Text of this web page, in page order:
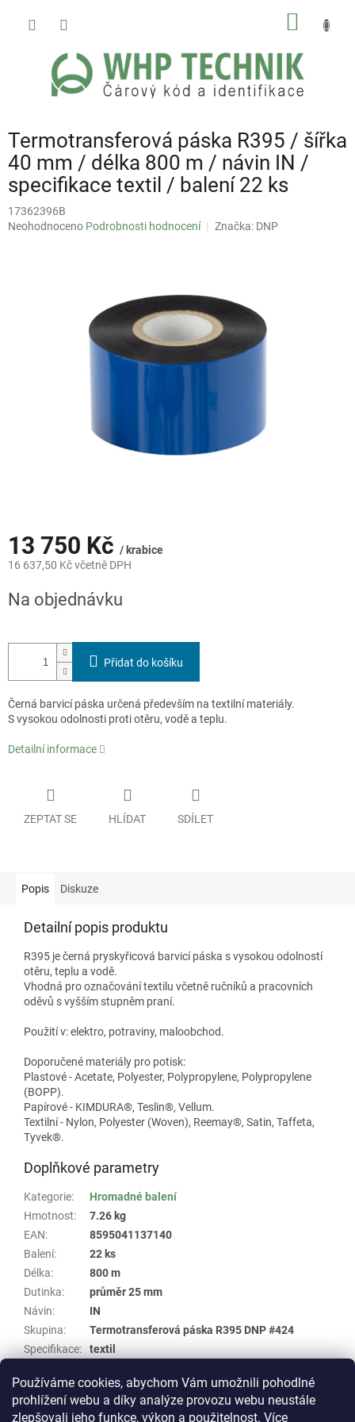
Používáme cookies, abychom Vám umožnili pohodlné
prohlížení webu a díky analýze provozu webu neustále
zlepšovali jeho funkce, výkon a použitelnost. Více
Termotransferová páska R395 / šířka
40 mm / délka 800 m / návin IN /
specifikace textil / balení 22 ks
17362396B
Průměrné
Neohodnoceno Podrobnosti hodnocení Značka: DNP
13 750 Kč / krabice
16 637,50 Kč včetně DPH
cena:
Na objednávku
Přidat do košíku
Černá barvicí páska určená především na textilní materiály.
S vysokou odolnosti proti otěru, vodě a teplu.
Detailní informace
ZEPTAT SE HLÍDAT SDÍLET
Popis Diskuze
Detailní popis produktu
R395 je černá pryskyřicová barvicí páska s vysokou odolností
otěru, teplu a vodě.
Vhodná pro označování textilu včetně ručníků a pracovních
oděvů s vyšším stupněm praní.
Použití v: elektro, potraviny, maloobchod.
Doporučené materiály pro potisk:
Plastové - Acetate, Polyester, Polypropylene, Polypropylene
(BOPP).
Papírové - KIMDURA®, Teslin®, Vellum.
Textilní - Nylon, Polyester (Woven), Reemay®, Satin, Taffeta,
Tyvek®.
Doplňkové parametry
Kategorie:
Hromadné balení
Hmotnost:
7.26 kg
EAN:
8595041137140
Balení:
22 ks
Délka:
800 m
Dutinka:
průměr 25 mm
Návin:
IN
Skupina:
Termotransferová páska R395 DNP #424
Specifikace:
textil
Typ: Resin